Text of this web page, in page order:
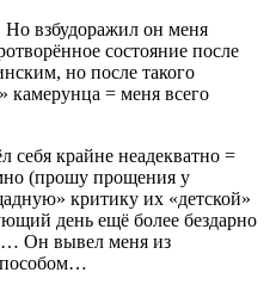
Но взбудоражил он меня
состояние после
но после такого
камерунца = меня всего
себя крайне неадекватно =
(прошу прощения у
критику их «детской»
день ещё более бездарно
Он вывел меня из